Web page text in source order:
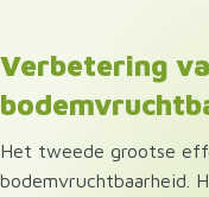
Verbetering
Het tweede grootse
bodemvruchtbaarheid.